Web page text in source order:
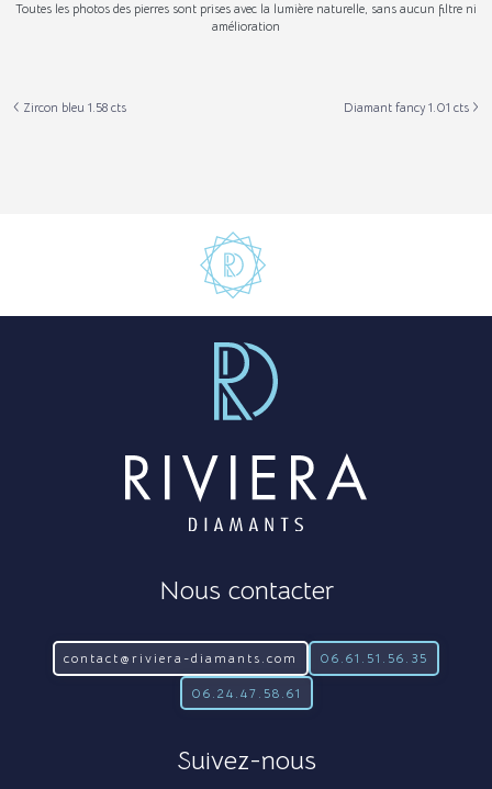
Toutes les photos des pierres sont prises avec la lumière naturelle, sans aucun filtre ni
amélioration
Zircon bleu 1.58 cts Diamant fancy 1.01 cts
Nous contacter
contact@riviera-diamants.com 06.61.51.56.35
06.24.47.58.61
Suivez-nous